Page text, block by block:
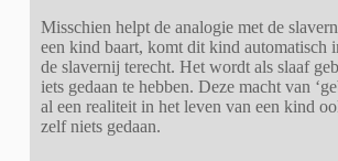
Misschien helpt de analogie met de
een kind baart, komt dit kind automatisch
de slavernij terecht. Het wordt als slaaf
iets gedaan te hebben. Deze macht van
al een realiteit in het leven van een kind
zelf niets gedaan.